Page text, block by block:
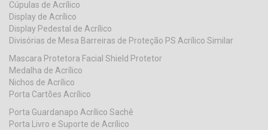
Cúpulas de Acrílico
Display de Acrílico
Display Pedestal de Acrílico
Divisórias de Mesa Barreiras de Proteção PS Acrílico Similar
Mascara Protetora Facial Shield Protetor
Medalha de Acrílico
Nichos de Acrílico
Porta Cartões Acrílico
Porta Guardanapo Acrílico Sachê
Porta Livro e Suporte de Acrílico